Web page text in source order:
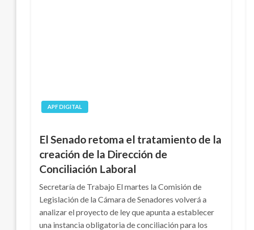
APF DIGITAL
El Senado retoma el tratamiento de la
creación de la Dirección de
Conciliación Laboral
Secretaría de Trabajo El martes la Comisión de
Legislación de la Cámara de Senadores volverá a
analizar el proyecto de ley que apunta a establecer
una instancia obligatoria de conciliación para los